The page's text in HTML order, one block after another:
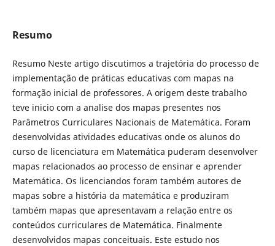
Resumo
Resumo Neste artigo discutimos a trajetória do processo de
implementação de práticas educativas com mapas na
formação inicial de professores. A origem deste trabalho
teve inicio com a analise dos mapas presentes nos
Parâmetros Curriculares Nacionais de Matemática. Foram
desenvolvidas atividades educativas onde os alunos do
curso de licenciatura em Matemática puderam desenvolver
mapas relacionados ao processo de ensinar e aprender
Matemática. Os licenciandos foram também autores de
mapas sobre a história da matemática e produziram
também mapas que apresentavam a relação entre os
conteúdos curriculares de Matemática. Finalmente
desenvolvidos mapas conceituais. Este estudo nos